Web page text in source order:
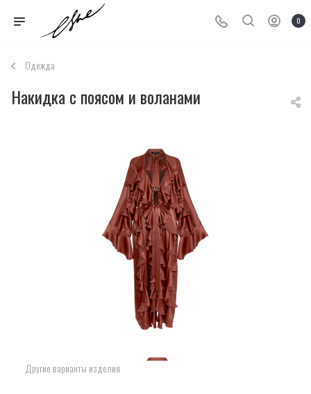
0
Одежда
Накидка с поясом и воланами
Другие варианты изделия